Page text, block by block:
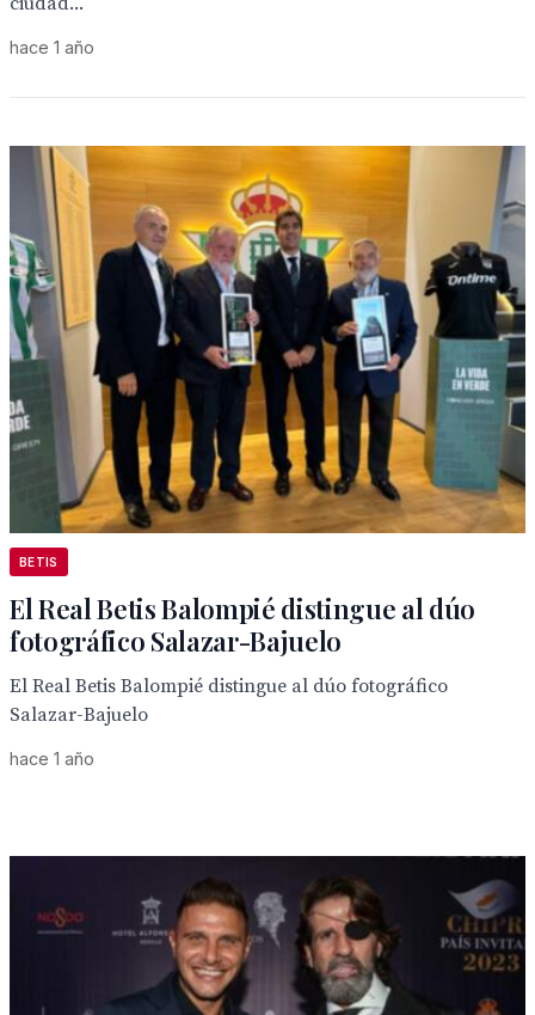
hace 1 año
BETIS
El Real Betis Balompié distingue al dúo
fotográfico Salazar-Bajuelo
El Real Betis Balompié distingue al dúo fotográfico
Salazar-Bajuelo
hace 1 año